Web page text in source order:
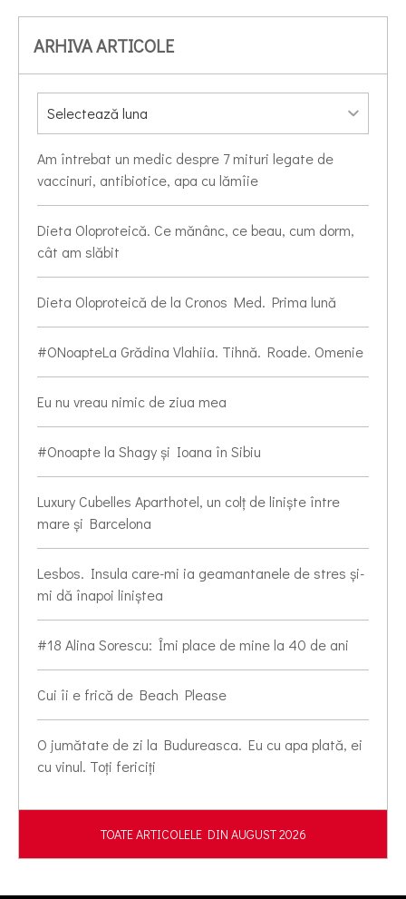
ARHIVA ARTICOLE
Am întrebat un medic despre 7 mituri legate de
vaccinuri, antibiotice, apa cu lămîie
Dieta Oloproteică. Ce mănânc, ce beau, cum dorm,
cât am slăbit
Dieta Oloproteică de la Cronos Med. Prima lună
#ONoapteLa Grădina Vlahiia. Tihnă. Roade. Omenie
Eu nu vreau nimic de ziua mea
#Onoapte la Shagy și Ioana în Sibiu
Luxury Cubelles Aparthotel, un colț de liniște între
mare și Barcelona
Lesbos. Insula care-mi ia geamantanele de stres și-
mi dă înapoi liniștea
#18 Alina Sorescu: Îmi place de mine la 40 de ani
Cui îi e frică de Beach Please
O jumătate de zi la Budureasca. Eu cu apa plată, ei
cu vinul. Toți fericiți
TOATE ARTICOLELE DIN AUGUST 2026